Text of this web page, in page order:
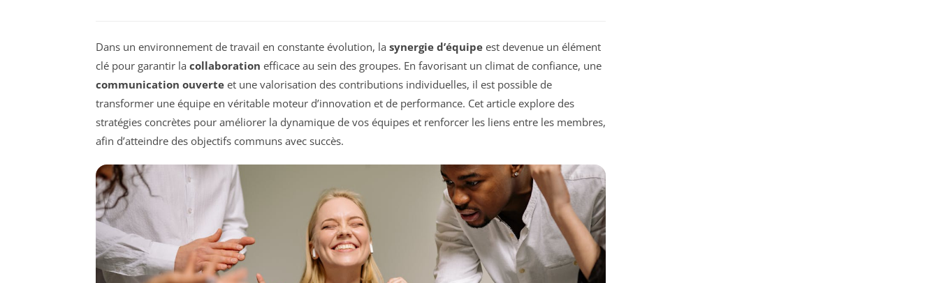
Dans un environnement de travail en constante évolution, la synergie d’équipe est devenue un élément
clé pour garantir la collaboration efficace au sein des groupes. En favorisant un climat de confiance, une
communication ouverte et une valorisation des contributions individuelles, il est possible de
transformer une équipe en véritable moteur d’innovation et de performance. Cet article explore des
stratégies concrètes pour améliorer la dynamique de vos équipes et renforcer les liens entre les membres,
afin d’atteindre des objectifs communs avec succès.